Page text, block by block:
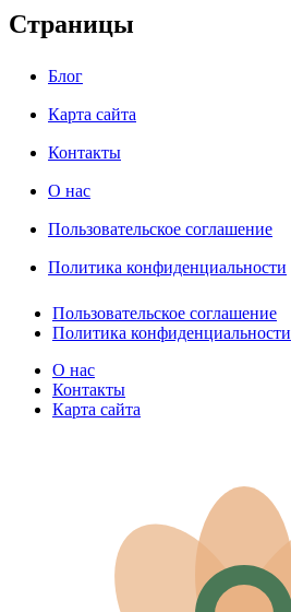
Страницы
Блог
Карта сайта
Контакты
О нас
Пользовательское соглашение
Политика конфиденциальности
Пользовательское соглашение
Политика конфиденциальности
О нас
Контакты
Карта сайта